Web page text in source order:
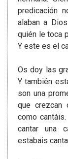
predicación
alaban a
quién le toca
Y este es el
Os doy las
Y también
son una
que crezcan
como
cantar una
estabais